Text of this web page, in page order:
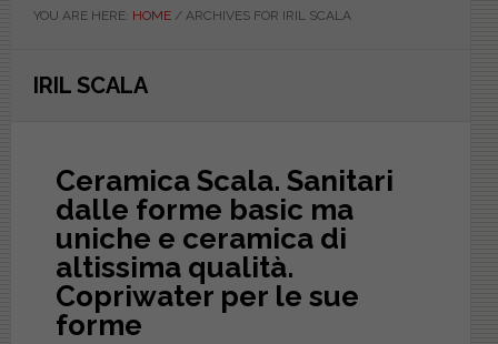
YOU ARE HERE: HOME /ARCHIVES FOR IRIL SCALA
IRIL SCALA
Ceramica Scala. Sanitari
dalle forme basic ma
uniche e ceramica di
altissima qualità.
Copriwater per le sue
forme